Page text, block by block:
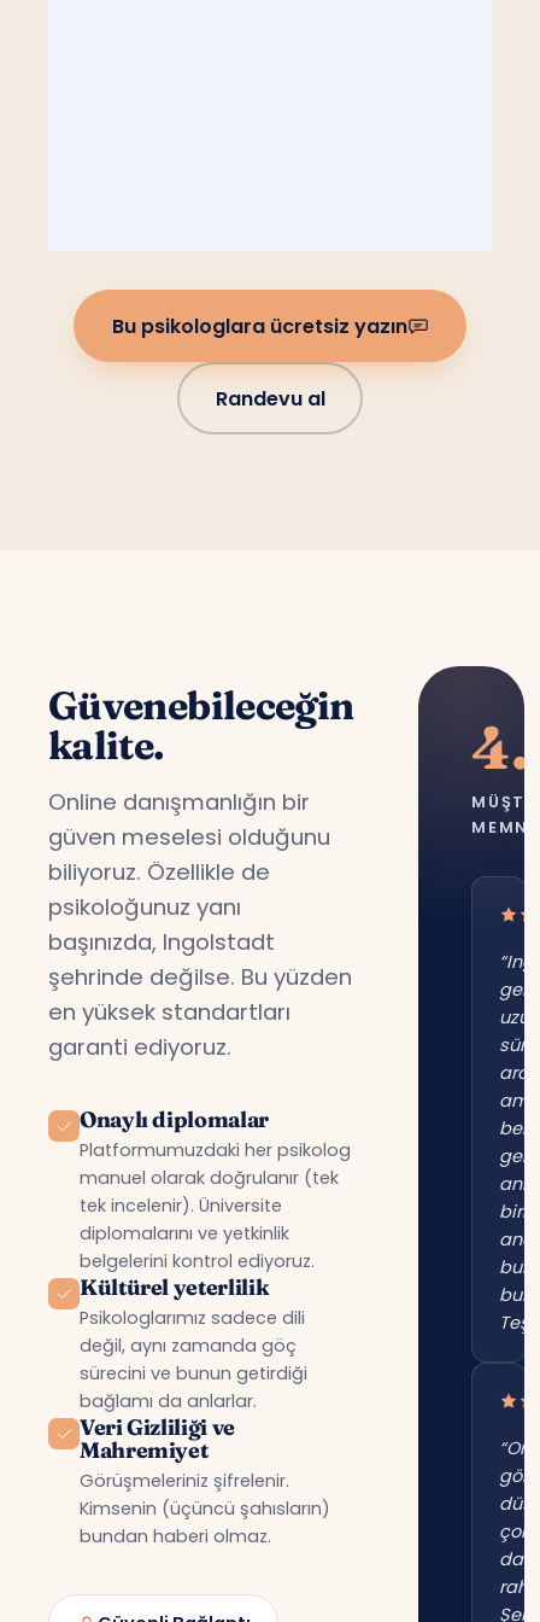
Bu psikologlara ücretsiz yazın
Randevu al
Güvenebileceğin
kalite.
Online danışmanlığın bir
güven meselesi olduğunu
biliyoruz. Özellikle de
psikoloğunuz yanı
başınızda, Ingolstadt
şehrinde değilse. Bu yüzden
en yüksek standartları
garanti ediyoruz.
Onaylı diplomalar
Platformumuzdaki her psikolog
manuel olarak doğrulanır (tek
tek incelenir). Üniversite
diplomalarını ve yetkinlik
belgelerini kontrol ediyoruz.
Kültürel yeterlilik
Psikologlarımız sadece dili
değil, aynı zamanda göç
sürecini ve bunun getirdiği
bağlamı da anlarlar.
Veri Gizliliği ve
Mahremiyet
Görüşmeleriniz şifrelenir.
Kimsenin (üçüncü şahısların)
bundan haberi olmaz.
uzun
süre
beni
çok